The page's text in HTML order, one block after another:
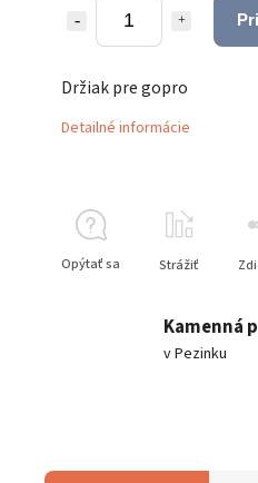
Držiak pre gopro
Detailné informácie
Opýtať sa Strážiť
Kamenná
v Pezinku